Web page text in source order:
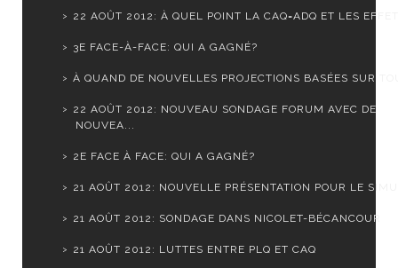
22 AOÛT 2012: À QUEL POINT LA CAQ=ADQ ET LES
3E FACE-À-FACE: QUI A GAGNÉ?
À QUAND DE NOUVELLES PROJECTIONS BASÉES SUR
22 AOÛT 2012: NOUVEAU SONDAGE FORUM AVEC DE
NOUVEA...
2E FACE À FACE: QUI A GAGNÉ?
21 AOÛT 2012: NOUVELLE PRÉSENTATION POUR LE
21 AOÛT 2012: SONDAGE DANS NICOLET-BÉCANCOUR
21 AOÛT 2012: LUTTES ENTRE PLQ ET CAQ